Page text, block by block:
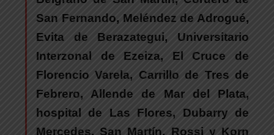
San Fernando, Meléndez de Adrogué,
Evita de Berazategui, Universitario
Interzonal de Ezeiza, El Cruce de
Florencio Varela, Carrillo de Tres de
Febrero, Allende de Mar del Plata,
hospital de Las Flores, Dubarry de
Mercedes, San Martín, Rossi y Korn